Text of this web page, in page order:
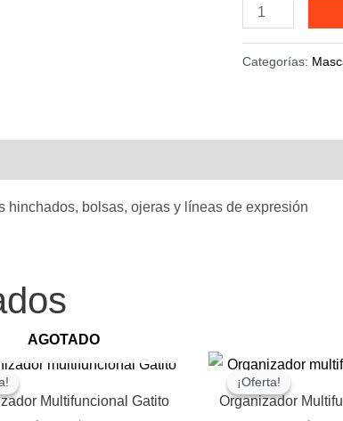
Mascarilla
ojos
cantidad
Categorías:
hinchados, bolsas, ojeras y líneas de expresión
AGOTADO
Multifuncional Gatito
¡Oferta!
¡Oferta!
Organizador